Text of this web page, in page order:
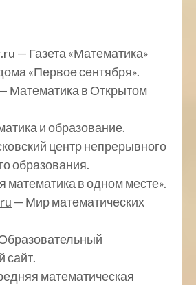
— Газета «Математика»
«Первое сентября».
Математика в Открытом
и образование.
центр непрерывного
образования.
математика в одном месте».
— Мир математических
сайт.
математическая